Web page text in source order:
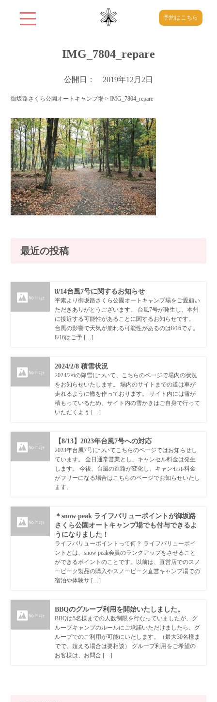
予約はこちら
IMG_7804_repare
公開日： 2019年12月2日
御坂路さくら公園オートキャンプ場 >IMG_7804_repare
最近の投稿
8/14台風7号に関するお知らせ
平素より御坂路さくら公園オートキャンプ場をご愛顧い
ただきありがとうございます。 台風7号が発生し、本州
に接近する可能性があることに関するお知らせです。
台風の影響で天気が崩れる可能性があるのは8/16です。
8/16はご予 […]
2024/2/8 積雪状況
2024/2/6の降雪について、こちらのページで場内の状況
をお知らせいたします。 場内のサイトまでの道は車が
走れるように轍を作っております。 サイト内には雪が
積もっているため、サイト内の雪かきはご自身で行って
いただくよう […]
【8/13】2023年台風7号への対応
2023年台風7号についてこちらのページではお知らせし
ています。 全日通常営業とし、キャンセル料金は発生
します。 今後、台風の進路が変化し、キャンセル料金
がフリーになる場合はこちらのページでお知らせいたし
ます。
＊snow peak ライフバリューポイントが御坂路
さくら公園オートキャンプ場でも付与できるよ
うになりました！
ライフバリューポイントって何？ ライフバリューポイ
ントとは、snow peak会員のランクアップをさせること
ができるポイントのことです。以前は、直営店でのスノ
ーピーク製品の購入やスノーピーク直営キャンプ場での
宿泊や体験サ […]
BBQのグループ利用を開始いたしました。
BBQは5名様までの人数制限を行なっていましたが、グ
ループキャンプのルールにご承諾いただけましたら、グ
ループでのご利用が可能にいたします。（最大30名様ま
でで、超える場合は要相談） グループ利用をご希望の
お客様は、お問合 […]